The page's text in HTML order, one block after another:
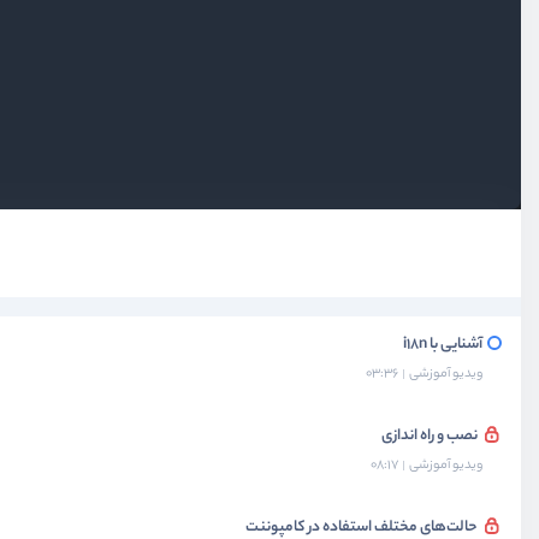
بخش سوم کتابخانه Yup
آشنایی با i18n
ویدیو آموزشی 03:36
نصب و راه اندازی
ویدیو آموزشی 08:17
حالت‌های مختلف استفاده در کامپوننت